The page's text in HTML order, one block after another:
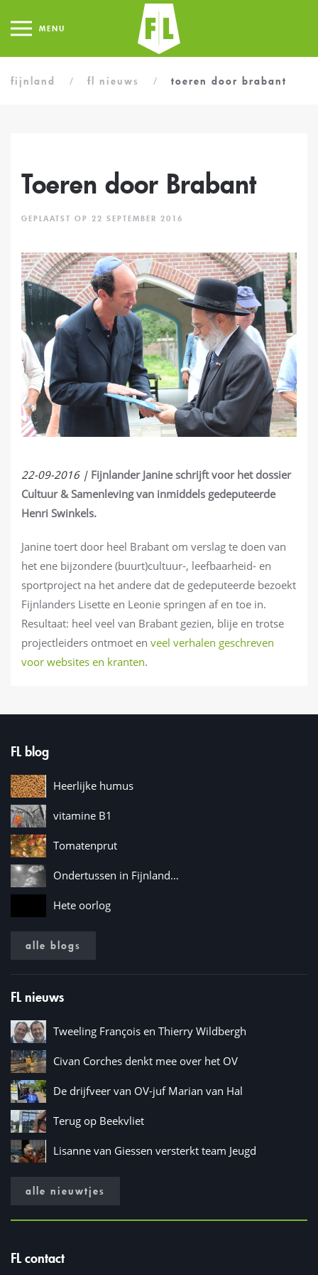
MENU
fijnland fl nieuws toeren door brabant
Toeren door Brabant
GEPLAATST OP 22 SEPTEMBER 2016
22-09-2016 | Fijnlander Janine schrijft voor het dossier
Cultuur & Samenleving van inmiddels gedeputeerde
Henri Swinkels.
Janine toert door heel Brabant om verslag te doen van
het ene bijzondere (buurt)cultuur-, leefbaarheid- en
sportproject na het andere dat de gedeputeerde bezoekt
Fijnlanders Lisette en Leonie springen af en toe in.
Resultaat: heel veel van Brabant gezien, blije en trotse
projectleiders ontmoet en veel verhalen geschreven
voor websites en kranten.
FL blog
Heerlijke humus
vitamine B1
Tomatenprut
Ondertussen in Fijnland…
Hete oorlog
alle blogs
FL nieuws
Tweeling François en Thierry Wildbergh
Civan Corches denkt mee over het OV
De drijfveer van OV-juf Marian van Hal
Terug op Beekvliet
Lisanne van Giessen versterkt team Jeugd
alle nieuwtjes
FL contact